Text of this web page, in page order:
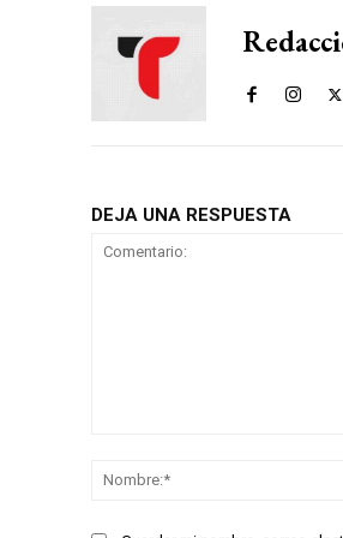
DEJA UNA RESPUESTA